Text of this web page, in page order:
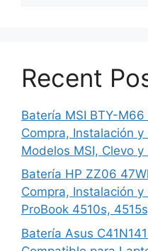
Recent
Batería MSI BTY-
Compra, Instalación
Modelos MSI, Clevo y
Batería HP ZZ06
Compra, Instalación
ProBook 4510s,
Batería Asus